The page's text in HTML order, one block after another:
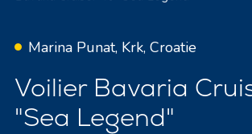
Marina Punat, Krk, Croatie
Voilier Bavaria
"Sea Legend"